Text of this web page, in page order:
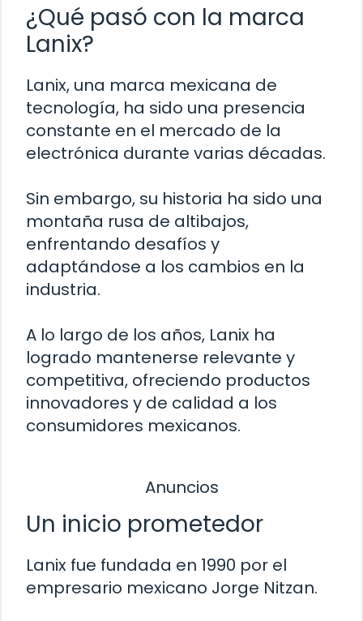
¿Qué pasó con la marca
Lanix?
Lanix, una marca mexicana de
tecnología, ha sido una presencia
constante en el mercado de la
electrónica durante varias décadas.
Sin embargo, su historia ha sido una
montaña rusa de altibajos,
enfrentando desafíos y
adaptándose a los cambios en la
industria.
A lo largo de los años, Lanix ha
logrado mantenerse relevante y
competitiva, ofreciendo productos
innovadores y de calidad a los
consumidores mexicanos.
Anuncios
Un inicio prometedor
Lanix fue fundada en 1990 por el
empresario mexicano Jorge Nitzan.